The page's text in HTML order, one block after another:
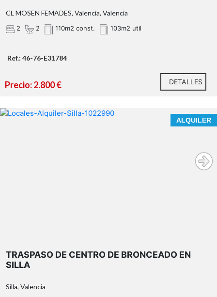
CL MOSEN FEMADES, Valencia, Valencia
2 2 110m2 const. 103m2 util
Ref.: 46-76-E31784
Precio: 2.800 € DETALLES
ALQUILER
TRASPASO DE CENTRO DE BRONCEADO EN
SILLA
Silla, Valencia